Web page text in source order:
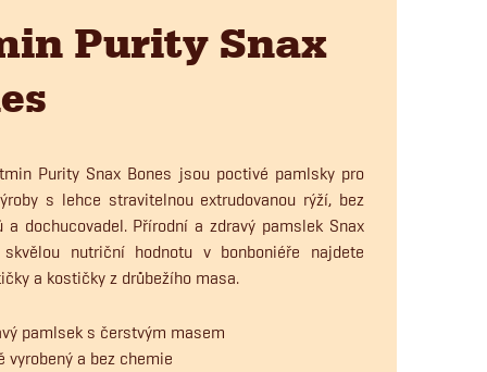
Purity Snax
Purity Snax Bones jsou poctivé pamlsky pro
s lehce stravitelnou extrudovanou rýží, bez
a dochucovadel. Přírodní a zdravý pamslek Snax
nutriční hodnotu v bonboniéře najdete
a kostičky z drůbežího masa.
pamlsek s čerstvým masem
vyrobený a bez chemie